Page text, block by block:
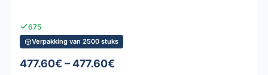
675
Verpakking van 2500 stuks
477.60€ – 477.60€